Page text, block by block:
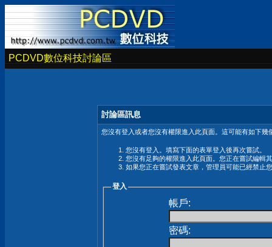
PCDVD數位科技討論區
討論區訊息
您沒有登入或者您沒有權限進入此頁面。這可能有如下幾
您沒有登入。填寫下面的表單登入後再次嘗試。
您沒有足夠的權限進入此頁面。您正在嘗試編輯
如果您正在嘗試發表文章，管理員可能已經禁止
登入
帳戶:
密碼: